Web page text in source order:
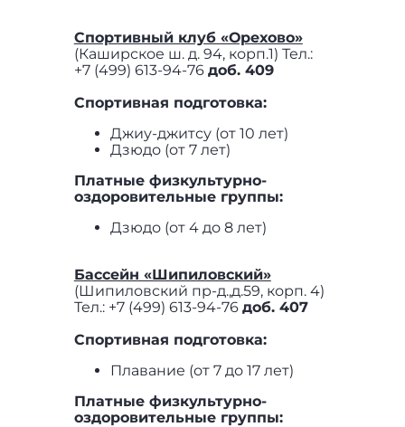
Спортивный клуб «Орехово»
(Каширское ш. д. 94, корп.1) Тел.:
+7 (499) 613-94-76 доб. 409
Спортивная подготовка:
Джиу-джитсу (от 10 лет)
Дзюдо (от 7 лет)
Платные физкультурно-
оздоровительные группы:
Дзюдо (от 4 до 8 лет)
Бассейн «Шипиловский»
(Шипиловский пр-д.,д.59, корп. 4)
Тел.: +7 (499) 613-94-76 доб. 407
Спортивная подготовка:
Плавание (от 7 до 17 лет)
Платные физкультурно-
оздоровительные группы: